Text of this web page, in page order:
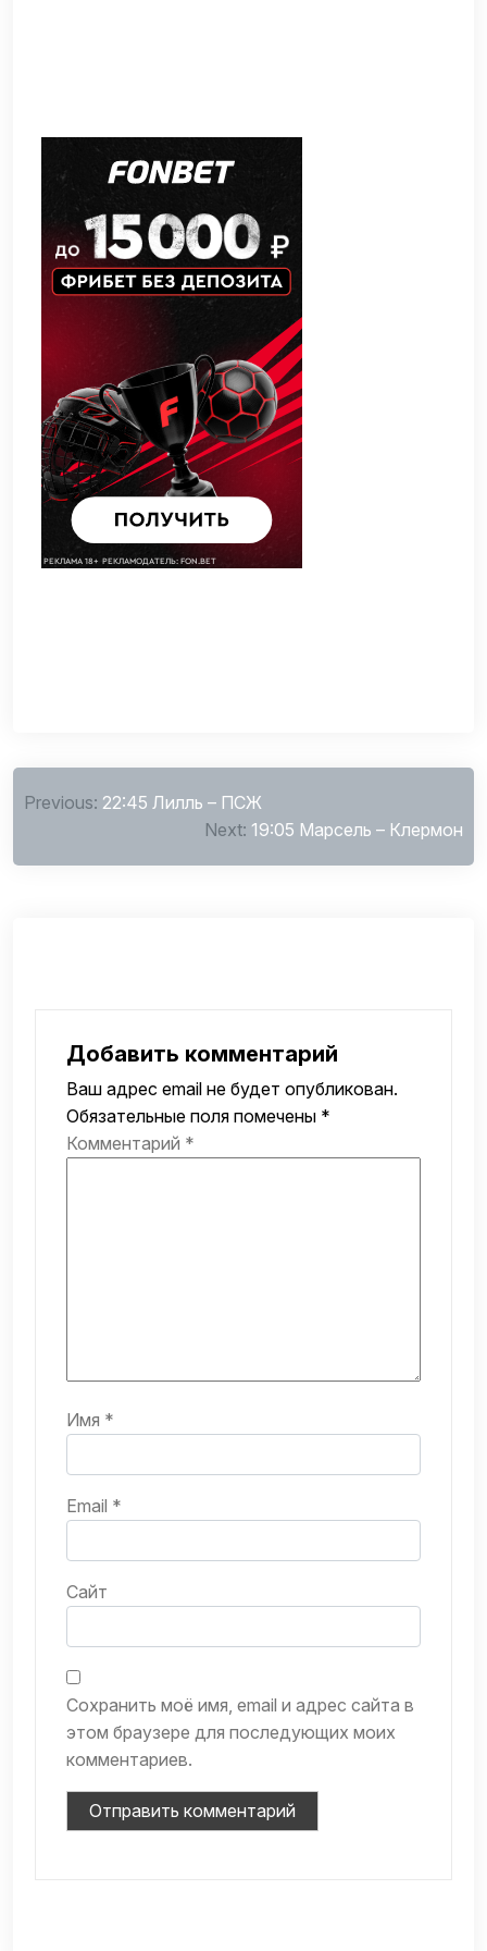
Навигация
записям
Previous: 22:45 Лилль – ПСЖ
Next: 19:05 Марсель – Клермон
Добавить комментарий
Ваш адрес email не будет опубликован.
Обязательные поля помечены *
Комментарий *
Имя *
Email *
Сайт
Сохранить моё имя, email и адрес сайта в
этом браузере для последующих моих
комментариев.